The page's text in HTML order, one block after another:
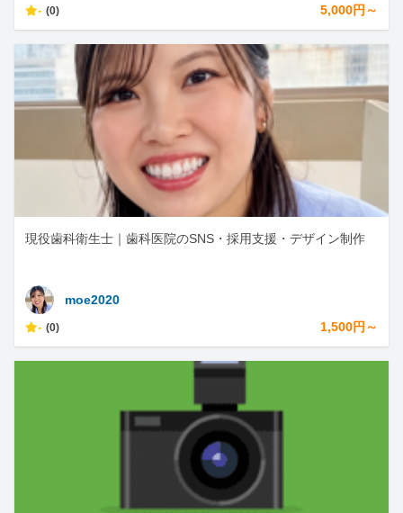
- (0) 5,000円～
現役歯科衛生士｜歯科医院のSNS・採用支援・デザイン制作
moe2020
- (0) 1,500円～